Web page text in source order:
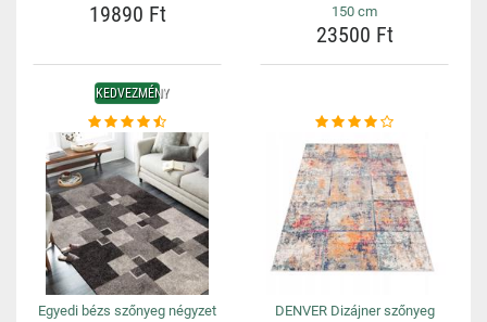
19890 Ft
150 cm
23500 Ft
KEDVEZMÉNY
Egyedi bézs szőnyeg négyzet DENVER Dizájner szőnyeg